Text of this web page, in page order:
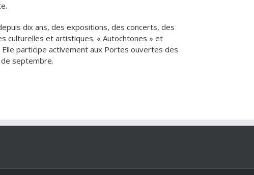
dix ans, des expositions, des concerts, des
culturelles et artistiques. « Autochtones » et
participe activement aux Portes ouvertes des
septembre.